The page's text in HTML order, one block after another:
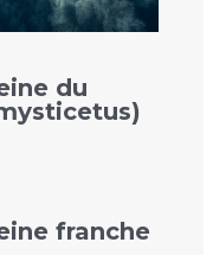
du
franche